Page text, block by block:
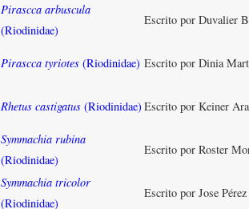
Pirascca arbuscula
(Riodinidae)
Escrito por Duvalier
Pirascca tyriotes (Riodinidae) Escrito por Dinia
Rhetus castigatus (Riodinidae) Escrito por Keiner
Symmachia rubina
(Riodinidae)
Escrito por Roster
Symmachia tricolor
(Riodinidae)
Escrito por Jose Pérez